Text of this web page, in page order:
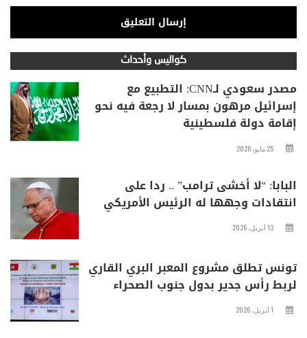
كواليس وأحداث
مصدر سعودي لـCNN: التطبيع مع
إسرائيل مرهون بمسار لا رجعة فيه نحو
إقامة دولة فلسطينية
25 مايو، 2026
البابا: “لا أخشى ترامب” .. ردا على
انتقادات وجهها له الرئيس الأمريكي
13 أبريل، 2026
تونس تطلق مشروع المعبر البري القاري
لربط رأس جدير بدول جنوب الصحراء
1 أبريل، 2026